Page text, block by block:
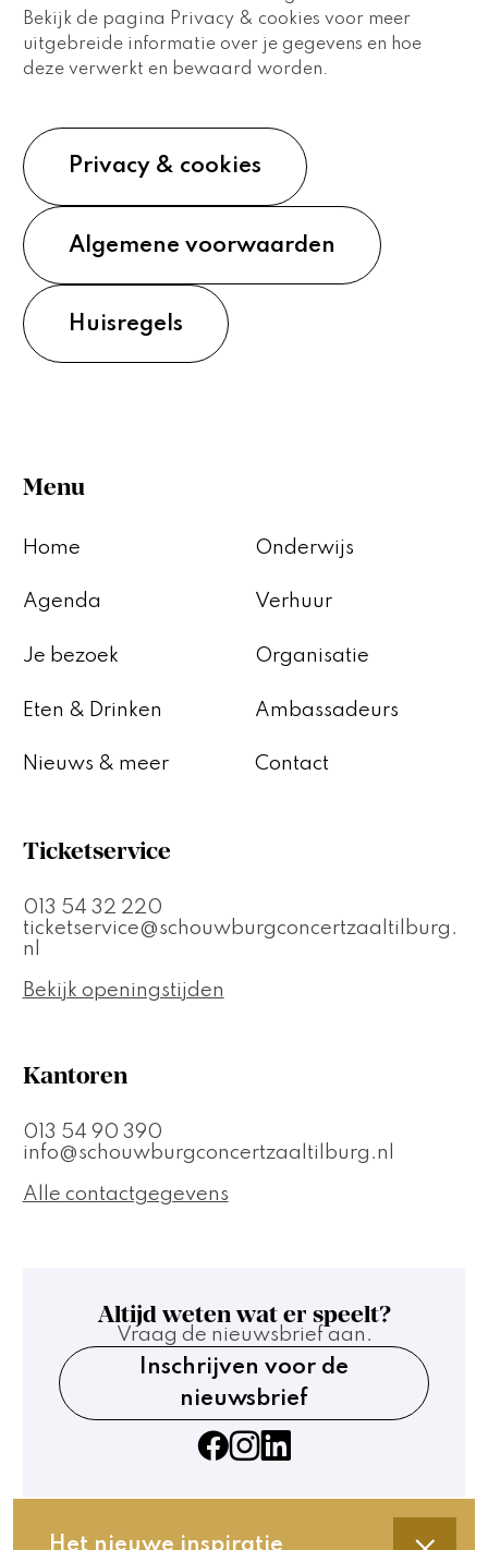
Het nieuwe inspiratie
Bekijk de pagina Privacy & cookies voor meer
uitgebreide informatie over je gegevens en hoe
deze verwerkt en bewaard worden.
Privacy & cookies
Algemene voorwaarden
Huisregels
Menu
Home
Agenda
Je bezoek
Eten & Drinken
Nieuws & meer
Onderwijs
Verhuur
Organisatie
Ambassadeurs
Contact
Ticketservice
013 54 32 220
ticketservice@schouwburgconcertzaaltilburg.
nl
Bekijk openingstijden
Kantoren
013 54 90 390
info@schouwburgconcertzaaltilburg.nl
Alle contactgegevens
Altijd weten wat er speelt?
Vraag de nieuwsbrief aan.
Inschrijven voor de
nieuwsbrief